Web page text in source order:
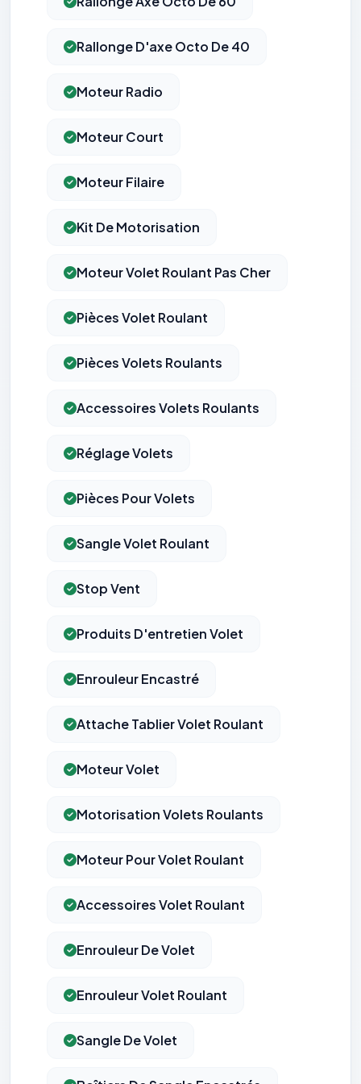
Rallonge D'axe Octo De 40
Moteur Radio
Moteur Court
Moteur Filaire
Kit De Motorisation
Moteur Volet Roulant Pas Cher
Pièces Volet Roulant
Pièces Volets Roulants
Accessoires Volets Roulants
Réglage Volets
Pièces Pour Volets
Sangle Volet Roulant
Stop Vent
Produits D'entretien Volet
Enrouleur Encastré
Attache Tablier Volet Roulant
Moteur Volet
Motorisation Volets Roulants
Moteur Pour Volet Roulant
Accessoires Volet Roulant
Enrouleur De Volet
Enrouleur Volet Roulant
Sangle De Volet